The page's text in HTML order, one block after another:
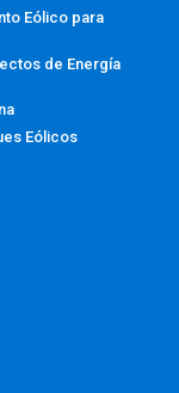
Eólico para
de Energía
Eólicos